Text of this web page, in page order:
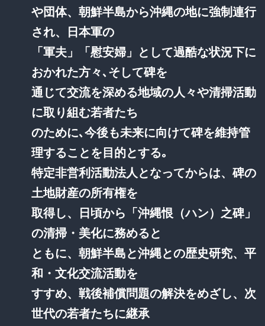
や団体、朝鮮半島から沖縄の地に強制連行
され、日本軍の
「軍夫」「慰安婦」として過酷な状況下に
おかれた方々､そして碑を
通じて交流を深める地域の人々や清掃活動
に取り組む若者たち
のために､今後も未来に向けて碑を維持管
理することを目的とする｡
特定非営利活動法人となってからは、碑の
土地財産の所有権を
取得し、日頃から「沖縄恨（ハン）之碑」
の清掃・美化に務めると
ともに、朝鮮半島と沖縄との歴史研究、平
和・文化交流活動を
すすめ、戦後補償問題の解決をめざし、次
世代の若者たちに継承